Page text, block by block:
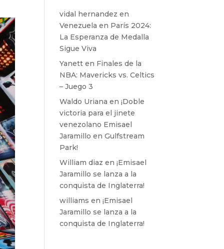
vidal hernandez en
Venezuela en París 2024:
La Esperanza de Medalla
Sigue Viva
Yanett en Finales de la
NBA: Mavericks vs. Celtics
– Juego 3
Waldo Uriana en¡Doble
victoria para el jinete
venezolano Emisael
Jaramillo en Gulfstream
Park!
William diaz en¡Emisael
Jaramillo se lanza a la
conquista de Inglaterra!
williams en¡Emisael
Jaramillo se lanza a la
conquista de Inglaterra!